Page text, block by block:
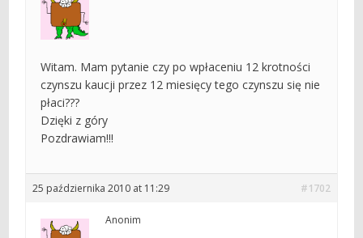
Witam. Mam pytanie czy po wpłaceniu 12 krotności
czynszu kaucji przez 12 miesięcy tego czynszu się nie
płaci???
Dzięki z góry
Pozdrawiam!!!
25 października 2010 at 11:29 #1702
Anonim